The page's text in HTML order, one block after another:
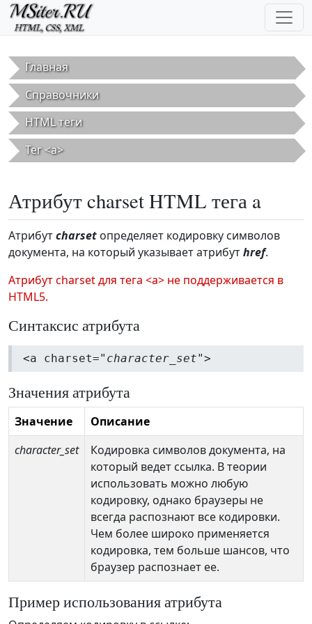
Перейти к основному содержанию
Главная
Справочники
HTML теги
Тег <a>
Атрибут charset HTML тега a
Атрибутcharset определяет кодировку символов
документа, на который указывает атрибутhref.
Атрибут charset для тега <a> не поддерживается в
HTML5.
Синтаксис атрибута
<a charset=" character_set">
Значения атрибута
Значение
Описание
character_set
Кодировка символов документа, на
который ведет ссылка. В теории
использовать можно любую
кодировку, однако браузеры не
всегда распознают все кодировки.
Чем более широко применяется
кодировка, тем больше шансов, что
браузер распознает ее.
Пример использования атрибута